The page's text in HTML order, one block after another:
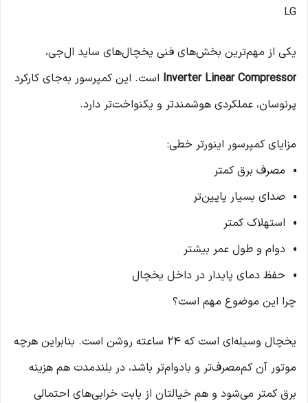
LG
یکی از مهم‌ترین بخش‌های فنی یخچال‌های ساید ال‌جی،
Inverter Linear Compressor است. این کمپرسور به‌جای کارکرد
پرنوسان، عملکردی هوشمندتر و یکنواخت‌تر دارد.
مزایای کمپرسور اینورتر خطی:
مصرف برق کمتر
صدای بسیار پایین‌تر
استهلاک کمتر
دوام و طول عمر بیشتر
حفظ دمای پایدار در داخل یخچال
چرا این موضوع مهم است؟
یخچال وسیله‌ای است که ۲۴ ساعته روشن است. بنابراین هرچه
موتور آن کم‌مصرف‌تر و بادوام‌تر باشد، در بلندمدت هم هزینه
برق کمتر می‌شود و هم خیالتان از بابت خرابی‌های احتمالی